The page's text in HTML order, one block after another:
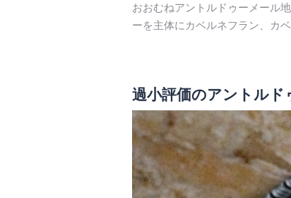
おおむねアントルドゥーメール
ーを主体にカベルネフラン、カ
過小評価のアントルド